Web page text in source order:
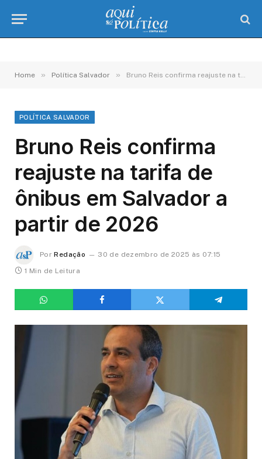
Home » Política Salvador » Bruno Reis confirma reajuste na tarifa de ônibus em Salvador a partir de 2026
POLÍTICA SALVADOR
Bruno Reis confirma
reajuste na tarifa de
ônibus em Salvador a
partir de 2026
Por Redação
30 de dezembro de 2025 às 07:15
1 Min de Leitura